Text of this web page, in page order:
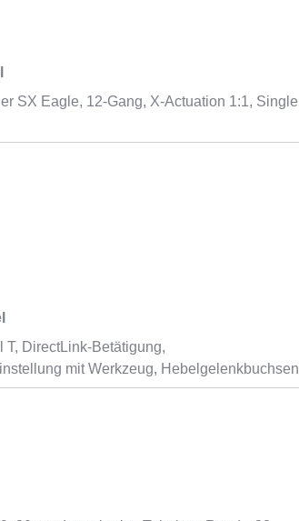
SX Eagle, 12-Gang, X-Actuation 1:1, Single
T, DirectLink-Betätigung,
mit Werkzeug, Hebelgelenkbuchsen